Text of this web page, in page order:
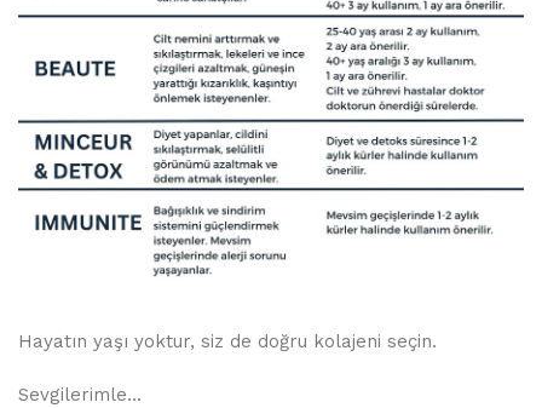
Hayatın yaşı yoktur, siz de doğru kolajeni seçin.
Sevgilerimle…